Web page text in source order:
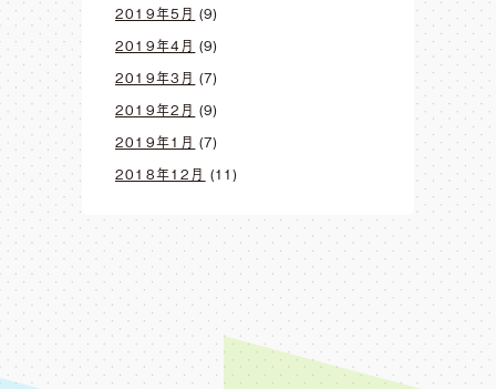
2019年5月 (9)
2019年4月 (9)
2019年3月 (7)
2019年2月 (9)
2019年1月 (7)
2018年12月 (11)